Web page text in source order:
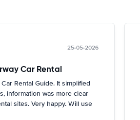
25-05-2026
Car Rental
Rental Guide. It simplified
information was more clear
sites. Very happy. Will use